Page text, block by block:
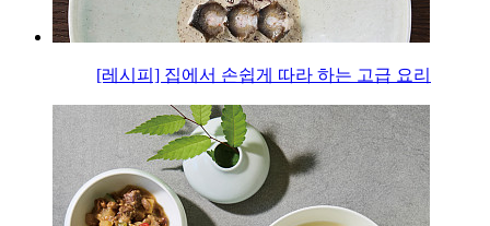
[레시피] 집에서 손쉽게 따라 하는 고급 요리